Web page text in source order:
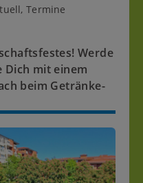
,Termine
Werde
Dich mit einem
beim Getränke-